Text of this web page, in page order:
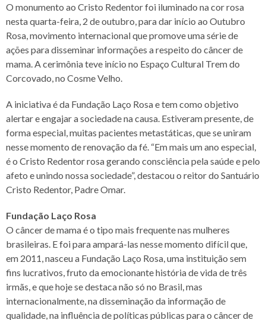
O monumento ao Cristo Redentor foi iluminado na cor rosa
nesta quarta-feira, 2 de outubro, para dar início ao Outubro
Rosa, movimento internacional que promove uma série de
ações para disseminar informações a respeito do câncer de
mama. A cerimônia teve início no Espaço Cultural Trem do
Corcovado, no Cosme Velho.
A iniciativa é da Fundação Laço Rosa e tem como objetivo
alertar e engajar a sociedade na causa. Estiveram presente, de
forma especial, muitas pacientes metastáticas, que se uniram
nesse momento de renovação da fé. “Em mais um ano especial,
é o Cristo Redentor rosa gerando consciência pela saúde e pelo
afeto e unindo nossa sociedade”, destacou o reitor do Santuário
Cristo Redentor, Padre Omar.
Fundação Laço Rosa
O câncer de mama é o tipo mais frequente nas mulheres
brasileiras. E foi para ampará-las nesse momento difícil que,
em 2011, nasceu a Fundação Laço Rosa, uma instituição sem
fins lucrativos, fruto da emocionante história de vida de três
irmãs, e que hoje se destaca não só no Brasil, mas
internacionalmente, na disseminação da informação de
qualidade, na influência de políticas públicas para o câncer de